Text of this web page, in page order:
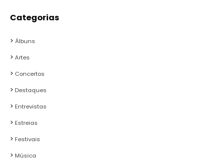
Categorias
Álbuns
Artes
Concertos
Destaques
Entrevistas
Estreias
Festivais
Música